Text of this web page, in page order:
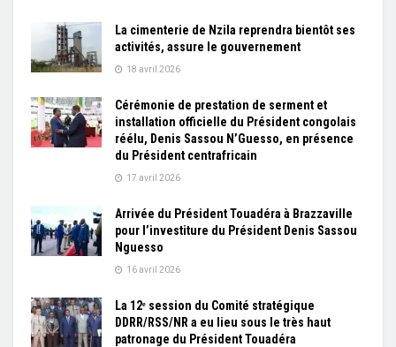
La cimenterie de Nzila reprendra bientôt ses
activités, assure le gouvernement
18 avril 2026
Cérémonie de prestation de serment et
installation officielle du Président congolais
réélu, Denis Sassou N’Guesso, en présence
du Président centrafricain
17 avril 2026
Arrivée du Président Touadéra à Brazzaville
pour l’investiture du Président Denis Sassou
Nguesso
16 avril 2026
La 12ᵉ session du Comité stratégique
DDRR/RSS/NR a eu lieu sous le très haut
patronage du Président Touadéra